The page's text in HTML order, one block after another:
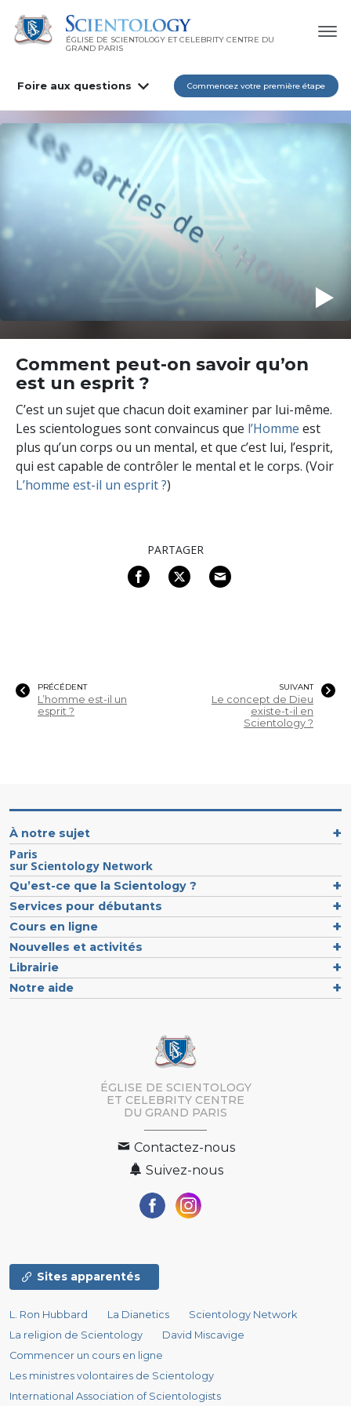
ÉGLISE DE SCIENTOLOGY ET CELEBRITY CENTRE DU
GRAND PARIS
Foire aux questions Commencez votre première étape
Comment peut-on savoir qu’on
est un esprit ?
C’est un sujet que chacun doit examiner par lui-même.
Les scientologues sont convaincus que l’Homme est
plus qu’un corps ou un mental, et que c’est lui, l’esprit,
qui est capable de contrôler le mental et le corps. (Voir
L’homme est-il un esprit ?)
PARTAGER
PRÉCÉDENT
L’homme est-il un
esprit ?
SUIVANT
Le concept de Dieu
existe-t-il en
Scientology ?
À notre sujet
Paris
sur Scientology Network
Qu’est-ce que la Scientology ?
Services pour débutants
Cours en ligne
Nouvelles et activités
Librairie
Notre aide
ÉGLISE DE SCIENTOLOGY
ET CELEBRITY CENTRE
DU GRAND PARIS
Contactez-nous
Suivez-nous
Sites apparentés
L. Ron Hubbard La Dianetics
Scientology Network
La religion de Scientology
David Miscavige
Commencer un cours en ligne
Les ministres volontaires de Scientology
International Association of Scientologists